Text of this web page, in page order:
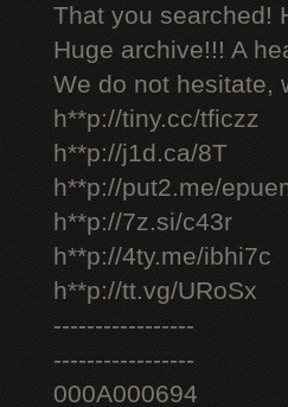
That you searched!
Huge archive!!! A
We do not hesitate,
h**p://tiny.cc/tficzz
h**p://j1d.ca/8T
h**p://put2.me/
h**p://7z.si/c43r
h**p://4ty.me/ibhi7c
h**p://tt.vg/URoSx
-----------------
-----------------
000A000694